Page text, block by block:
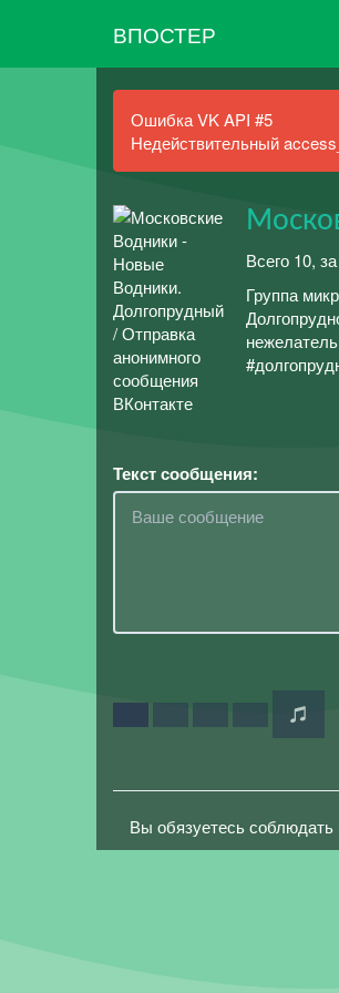
ВПОСТЕР
Ошибка VK API #5
Недействительный
Всего 10,
Группа
Текст сообщения:
Вы обязуетесь соблюдать